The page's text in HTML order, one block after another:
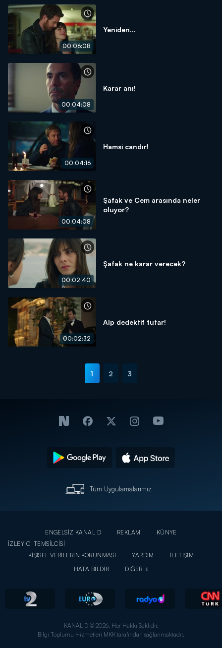
00:06:08
Yeniden...
00:04:08
Karar anı!
00:04:16
Hamsi candır!
00:04:08
Şafak ve Cem arasında neler
oluyor?
00:02:40
Şafak ne karar verecek?
00:02:32
Alp dedektif tutar!
1 2 3
Tüm Uygulamalarımız
ENGELSİZ KANAL D REKLAM
KÜNYE
İZLEYİCİ TEMSİLCİSİ
KİŞİSEL VERİLERİN KORUNMASI
YARDIM
İLETİŞİM
HATA BİLDİR
DİĞER
KANAL D © 2026. Her Hakkı Saklıdır.
Bilgi Toplumu Hizmetleri MKK tarafından sağlanmaktadır.